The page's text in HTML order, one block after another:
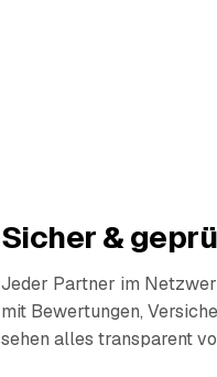
Sicher &
Jeder Partner im
mit Bewertungen,
sehen alles transparent